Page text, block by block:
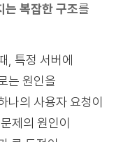
는 복잡한 구조를
, 특정 서버에
는 원인을
나의 사용자 요청이
제의 원인이